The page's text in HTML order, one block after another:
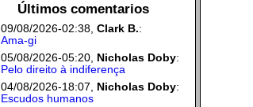
Últimos comentarios
09/08/2026-02:38, Clark B.:
Ama-gi
05/08/2026-05:20, Nicholas Doby:
Pelo direito à indiferença
04/08/2026-18:07, Nicholas Doby:
Escudos humanos